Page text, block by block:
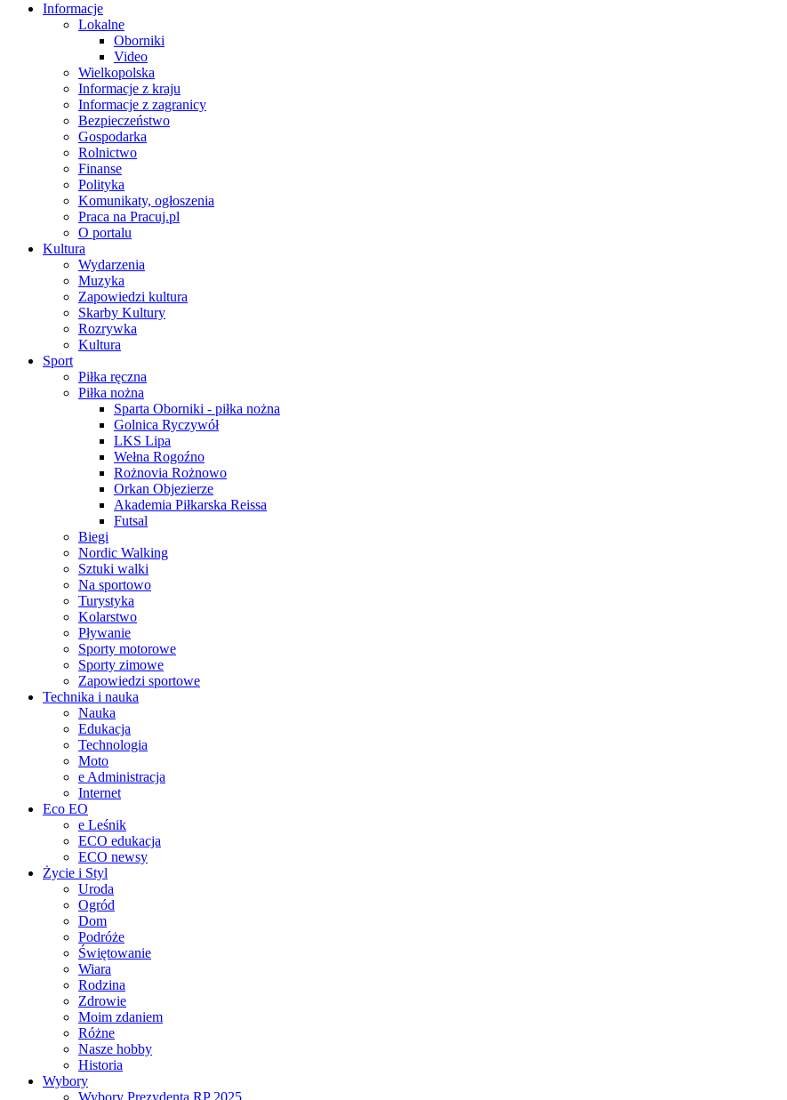
Informacje
Lokalne
Oborniki
Video
Wielkopolska
Informacje z kraju
Informacje z zagranicy
Bezpieczeństwo
Gospodarka
Rolnictwo
Finanse
Polityka
Komunikaty, ogłoszenia
Praca na Pracuj.pl
O portalu
Kultura
Wydarzenia
Muzyka
Zapowiedzi kultura
Skarby Kultury
Rozrywka
Kultura
Sport
Piłka ręczna
Piłka nożna
Sparta Oborniki - piłka nożna
Golnica Ryczywół
LKS Lipa
Wełna Rogoźno
Rożnovia Rożnowo
Orkan Objezierze
Akademia Piłkarska Reissa
Futsal
Biegi
Nordic Walking
Sztuki walki
Na sportowo
Turystyka
Kolarstwo
Pływanie
Sporty motorowe
Sporty zimowe
Zapowiedzi sportowe
Technika i nauka
Nauka
Edukacja
Technologia
Moto
e Administracja
Internet
Eco EO
e Leśnik
ECO edukacja
ECO newsy
Życie i Styl
Uroda
Ogród
Dom
Podróże
Świętowanie
Wiara
Rodzina
Zdrowie
Moim zdaniem
Różne
Nasze hobby
Historia
Wybory
Wybory Prezydenta RP 2025